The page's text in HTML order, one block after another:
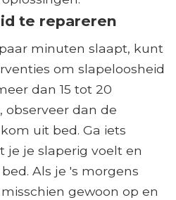
te repareren
minuten slaapt, kunt
om slapeloosheid
dan 15 tot 20
observeer dan de
uit bed. Ga iets
je je slaperig voelt en
Als je 's morgens
gewoon op en